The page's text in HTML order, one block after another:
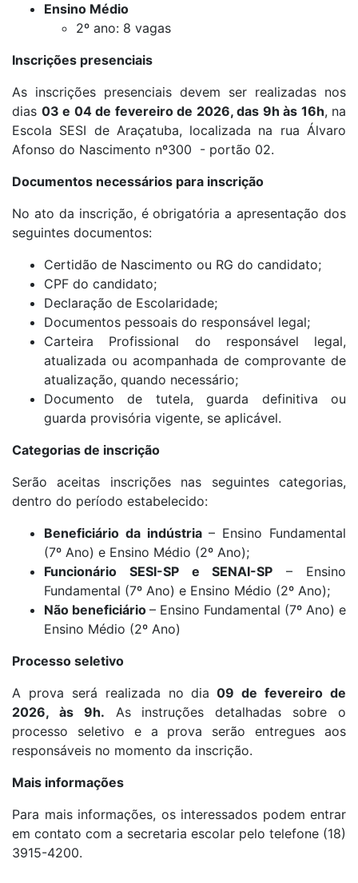
Ensino Médio
2º ano: 8 vagas
Inscrições presenciais
As inscrições presenciais devem ser realizadas nos
dias 03 e 04 de fevereiro de 2026, das 9h às 16h, na
Escola SESI de Araçatuba, localizada na rua Álvaro
Afonso do Nascimento nº300 - portão 02.
Documentos necessários para inscrição
No ato da inscrição, é obrigatória a apresentação dos
seguintes documentos:
Certidão de Nascimento ou RG do candidato;
CPF do candidato;
Declaração de Escolaridade;
Documentos pessoais do responsável legal;
Carteira Profissional do responsável legal,
atualizada ou acompanhada de comprovante de
atualização, quando necessário;
Documento de tutela, guarda definitiva ou
guarda provisória vigente, se aplicável.
Categorias de inscrição
Serão aceitas inscrições nas seguintes categorias,
dentro do período estabelecido:
Beneficiário da indústria– Ensino Fundamental
(7º Ano) e Ensino Médio (2º Ano);
Funcionário SESI-SP e SENAI-SP – Ensino
Fundamental (7º Ano) e Ensino Médio (2º Ano);
Não beneficiário – Ensino Fundamental (7º Ano) e
Ensino Médio (2º Ano)
Processo seletivo
A prova será realizada no dia 09 de fevereiro de
2026, às 9h. As instruções detalhadas sobre o
processo seletivo e a prova serão entregues aos
responsáveis no momento da inscrição.
Mais informações
Para mais informações, os interessados podem entrar
em contato com a secretaria escolar pelo telefone (18)
3915-4200.